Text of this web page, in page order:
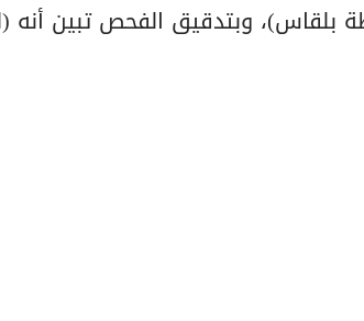
بلقاس)، وبتدقيق الفحص تبين أنه